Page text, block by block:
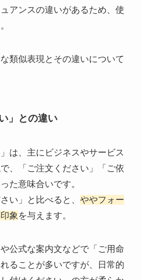
アンスの違いがあるため、使
類似表現とその違いについて
」との違い
は、主にビジネスやサービス
、「ご注文ください」「ご依
た意味合いです。
い」と比べると、 ややフォー
象 を与えます。
公式な案内文などで「ご用命
ることが多いですが、日常的